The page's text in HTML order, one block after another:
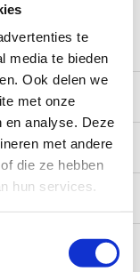
te
media te bieden
Ook delen we
met onze
en analyse. Deze
met andere
die ze hebben
hun services.
in de winkel: